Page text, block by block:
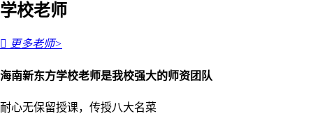
学校老师
 更多老师>
海南新东方学校老师是我校强大的师资团队
耐心无保留授课，传授八大名菜